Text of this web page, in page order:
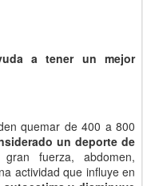
a tener un mejor
quemar de 400 a 800
un deporte de
fuerza, abdomen,
actividad que influye en